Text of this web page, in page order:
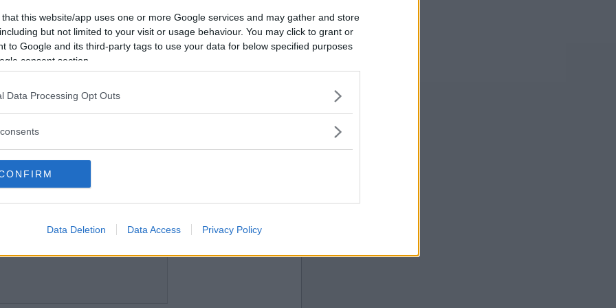
that this website/app uses one or more Google services and may gather and store
but not limited to your visit or usage behaviour. You may click to grant or
to Google and its third-party tags to use your data for below specified purposes
consent section.
Data Processing Opt Outs
Data Deletion Data Access Privacy Policy
Vill du bli
medlem?